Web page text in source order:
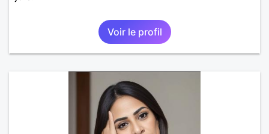
Voir le profil